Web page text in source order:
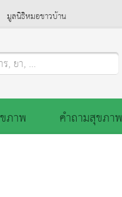
มูลนิธิหมอชาวบ้าน
, ยา, ...
ภาพ
คำถามสุขภาพ